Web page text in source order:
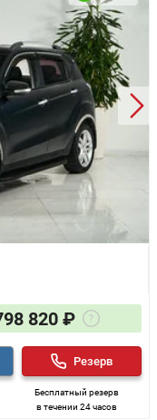
820 ₽
Бесплатный резерв
в течении 24 часов
Резерв